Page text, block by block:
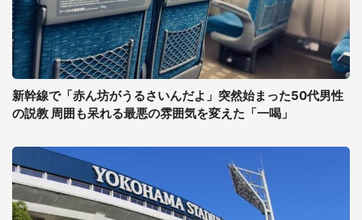
新幹線で「赤ん坊がうるさいんだよ」突然始まった50代男性
の説教 周囲も呆れる最悪の雰囲気を変えた「一喝」